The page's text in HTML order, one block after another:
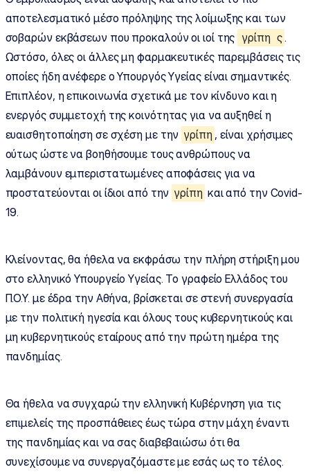
αποτελεσματικό μέσο πρόληψης της λοίμωξης και των
σοβαρών εκβάσεων που προκαλούν οι ιοί της γρίπη ς.
Ωστόσο, όλες οι άλλες μη φαρμακευτικές παρεμβάσεις τις
οποίες ήδη ανέφερε ο Υπουργός Υγείας είναι σημαντικές.
Επιπλέον, η επικοινωνία σχετικά με τον κίνδυνο και η
ενεργός συμμετοχή της κοινότητας για να αυξηθεί η
ευαισθητοποίηση σε σχέση με την γρίπη , είναι χρήσιμες
ούτως ώστε να βοηθήσουμε τους ανθρώπους να
λαμβάνουν εμπεριστατωμένες αποφάσεις για να
προστατεύονται οι ίδιοι από την γρίπη και από την Covid-
19.
Κλείνοντας, θα ήθελα να εκφράσω την πλήρη στήριξη μου
στο ελληνικό Υπουργείο Υγείας. Το γραφείο Ελλάδος του
Π.Ο.Υ. με έδρα την Αθήνα, βρίσκεται σε στενή συνεργασία
με την πολιτική ηγεσία και όλους τους κυβερνητικούς και
μη κυβερνητικούς εταίρους από την πρώτη ημέρα της
πανδημίας.
Θα ήθελα να συγχαρώ την ελληνική Κυβέρνηση για τις
επιμελείς της προσπάθειες έως τώρα στην μάχη έναντι
της πανδημίας και να σας διαβεβαιώσω ότι θα
συνεχίσουμε να συνεργαζόμαστε με εσάς ως το τέλος.